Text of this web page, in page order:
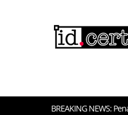
BREAKING NEWS: